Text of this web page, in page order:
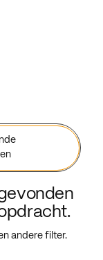
andere filter.